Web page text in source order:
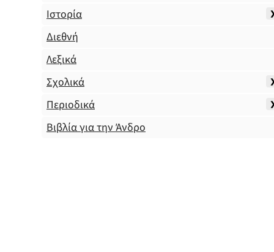
Ιστορία
Διεθνή
Λεξικά
Σχολικά
Περιοδικά
Βιβλία για την Άνδρο